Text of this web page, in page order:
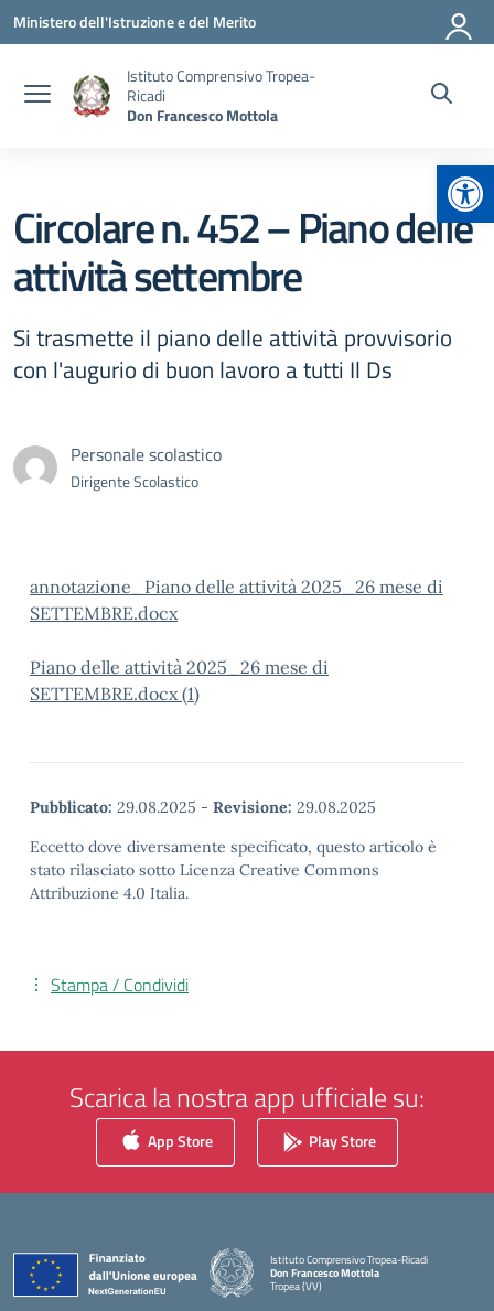
Vai ai contenuti
Vai al menu di navigazione
Vai al footer
Ministero dell'Istruzione e del Merito
Istituto Comprensivo Tropea-
Ricadi
Don Francesco Mottola
Circolare n. 452 – Piano delle
attività settembre
Si trasmette il piano delle attività provvisorio
con l'augurio di buon lavoro a tutti Il Ds
Personale scolastico
Dirigente Scolastico
annotazione_Piano delle attività 2025_26 mese di
SETTEMBRE.docx
Piano delle attività 2025_26 mese di
SETTEMBRE.docx (1)
Pubblicato: 29.08.2025 - Revisione: 29.08.2025
Eccetto dove diversamente specificato, questo articolo è
stato rilasciato sotto Licenza Creative Commons
Attribuzione 4.0 Italia.
Stampa / Condividi
Scarica la nostra app ufficiale su:
App Store Play Store
Istituto Comprensivo Tropea-Ricadi
Don Francesco Mottola
Tropea (VV)
— Visita la pagina iniziale della scuola